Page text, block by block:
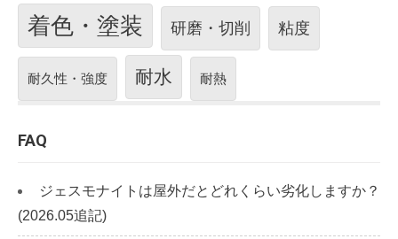
着色・塗装 研磨・切削 粘度
耐久性・強度 耐水 耐熱
FAQ
ジェスモナイトは屋外だとどれくらい劣化しますか？
(2026.05追記)